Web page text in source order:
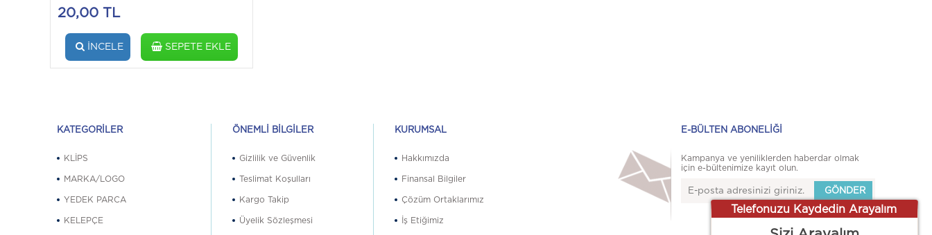
20,00 TL
İNCELE SEPETE EKLE
KATEGORILER
KLİPS
MARKA/LOGO
YEDEK PARCA
KELEPÇE
ÖNEMLI BILGILER
Gizlilik ve Güvenlik
Teslimat Koşulları
Kargo Takip
Üyelik Sözleşmesi
KURUMSAL
Hakkımızda
Finansal Bilgiler
Çözüm Ortaklarımız
İş Etiğimiz
E-BÜLTEN ABONELİĞİ
Kampanya ve yeniliklerden haberdar olmak
için e-bültenimize kayıt olun.
Telefonuzu Kaydedin Arayalım